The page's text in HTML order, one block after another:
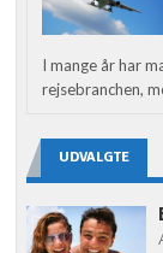
I mange år har
rejsebranchen,
UDVALGTE